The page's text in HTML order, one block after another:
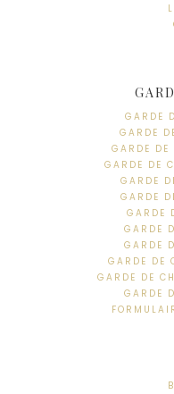
GARDE
GARDE
GARDE DE
GARDE DE
GARDE
GARDE
GARDE
GARDE
GARDE
GARDE DE
GARDE DE
GARDE